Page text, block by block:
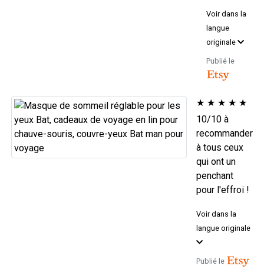
Voir dans la
langue
originale
Publié le
★ ★ ★ ★ ★
10/10 à
recommander
à tous ceux
qui ont un
penchant
pour l'effroi !
Voir dans la
langue originale
Publié le